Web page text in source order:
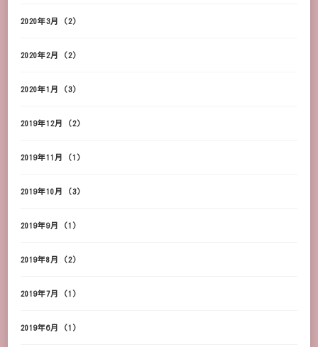
2020年3月 (2)
2020年2月 (2)
2020年1月 (3)
2019年12月 (2)
2019年11月 (1)
2019年10月 (3)
2019年9月 (1)
2019年8月 (2)
2019年7月 (1)
2019年6月 (1)